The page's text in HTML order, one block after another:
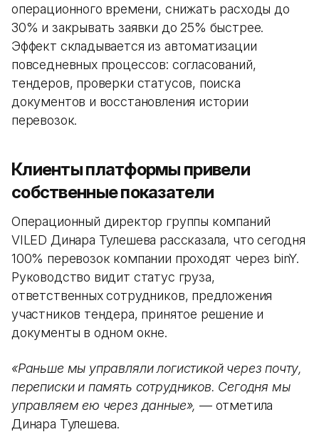
операционного времени, снижать расходы до
30% и закрывать заявки до 25% быстрее.
Эффект складывается из автоматизации
повседневных процессов: согласований,
тендеров, проверки статусов, поиска
документов и восстановления истории
перевозок.
Клиенты платформы привели
собственные показатели
Операционный директор группы компаний
VILED Динара Тулешева рассказала, что сегодня
100% перевозок компании проходят через binY.
Руководство видит статус груза,
ответственных сотрудников, предложения
участников тендера, принятое решение и
документы в одном окне.
«Раньше мы управляли логистикой через почту,
переписки и память сотрудников. Сегодня мы
управляем ею через данные», — отметила
Динара Тулешева.